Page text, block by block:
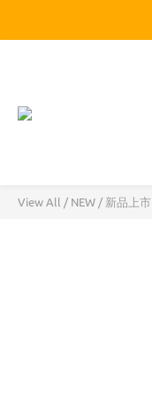
View All / NEW / 新品上市